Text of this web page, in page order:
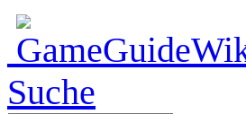
Suche